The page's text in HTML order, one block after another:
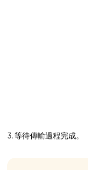
3. 等待傳輸過程完成。